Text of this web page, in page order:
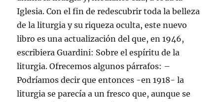
Iglesia. Con el fin de redescubrir toda la belleza
de la liturgia y su riqueza oculta, este nuevo
libro es una actualización del que, en 1946,
escribiera Guardini: Sobre el espíritu de la
liturgia. Ofrecemos algunos párrafos: –
Podríamos decir que entonces -en 1918- la
liturgia se parecía a un fresco que, aunque se